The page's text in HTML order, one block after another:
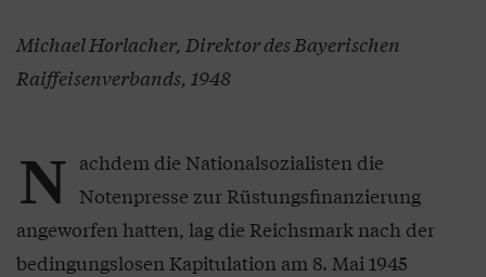
Michael Horlacher, Direktor des Bayerischen
Raiffeisenverbands, 1948
N achdem die Nationalsozialisten die
Notenpresse zur Rüstungsfinanzierung
angeworfen hatten, lag die Reichsmark nach der
bedingungslosen Kapitulation am 8. Mai 1945